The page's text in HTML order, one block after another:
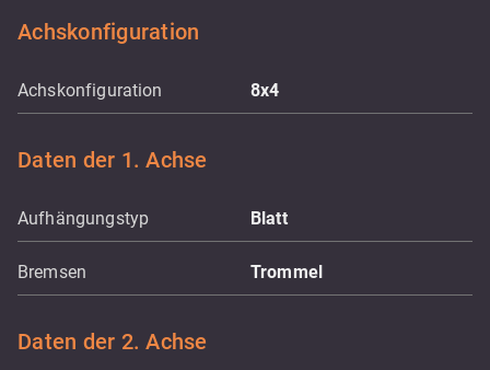
Achskonfiguration
Achskonfiguration 8x4
Daten der 1. Achse
Aufhängungstyp Blatt
Bremsen Trommel
Daten der 2. Achse